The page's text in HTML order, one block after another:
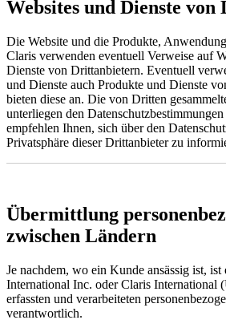
Websites und Dienste
Die Website und die Produkte,
Claris verwenden eventuell Verweise auf
Dienste von Drittanbietern. Eventuell
und Dienste auch Produkte und Dienste
bieten diese an. Die von Dritten
unterliegen den
empfehlen Ihnen, sich über den
Privatsphäre dieser Drittanbieter zu
Übermittlung
zwischen Ländern
Je nachdem, wo ein Kunde ansässig ist,
International Inc. oder Claris International
erfassten und verarbeiteten
verantwortlich.